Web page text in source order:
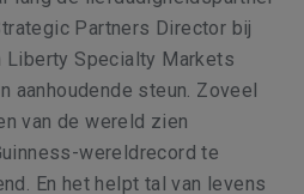
Partners Director bij
Liberty Specialty Markets
aanhoudende steun. Zoveel
van de wereld zien
wereldrecord te
En het helpt tal van levens